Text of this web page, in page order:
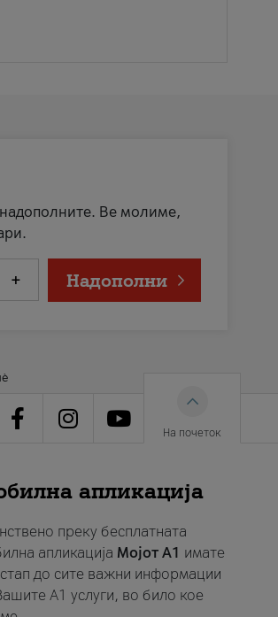
надополните. Ве молиме,
+ Надополни
На почеток
апликација
преку бесплатната
апликација Мојот A1 имате
до сите важни информации
A1 услуги, во било кое